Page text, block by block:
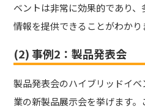
ベントは非常に効果的であり
情報を提供できることがわかり
(2) 事例2：製品発表会
製品発表会のハイブリッドイ
業の新製品展示会を挙げます